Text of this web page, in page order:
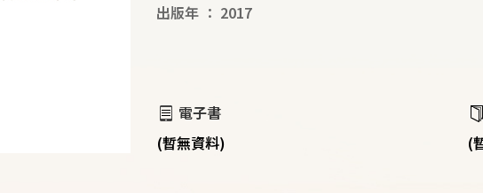
出版年 ： 2017
電子書
(暫無資料)
(